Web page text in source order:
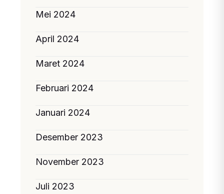
Mei 2024
April 2024
Maret 2024
Februari 2024
Januari 2024
Desember 2023
November 2023
Juli 2023